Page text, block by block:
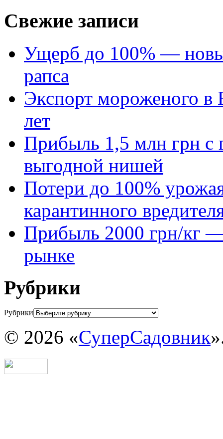
Свежие записи
Ущерб до 100% —
рапса
Экспорт мороженого в
лет
Прибыль 1,5 млн грн с
выгодной нишей
Потери до 100%
карантинного
Прибыль 2000 грн/кг —
рынке
Рубрики
Рубрики
© 2026 «СуперСадовник